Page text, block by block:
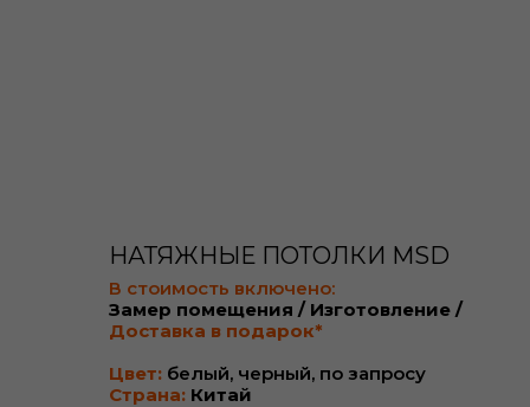
НАТЯЖНЫЕ ПОТОЛКИ MSD
В стоимость включено:
Замер помещения / Изготовление /
Доставка в подарок*
Цвет: белый, черный, по запросу
Страна: Китай